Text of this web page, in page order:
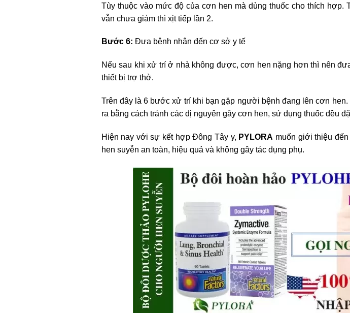
Tùy thuộc vào mức độ của cơn hen mà dùng thuốc cho thích
vẫn chưa giảm thì xịt tiếp lần 2.
Bước 6: Đưa bệnh nhân đến cơ sở y tế
Nếu sau khi xử trí ở nhà không được, cơn hen nặng hơn thì nên
thiết bị trợ thở.
Trên đây là 6 bước xử trí khi bạn gặp người bệnh đang lên cơn
ra bằng cách tránh các dị nguyên gây cơn hen, sử dụng thuốc đều
Hiện nay với sự kết hợp Đông Tây y, PYLORA muốn giới thiệu
hen suyễn an toàn, hiệu quả và không gây tác dụng phụ.